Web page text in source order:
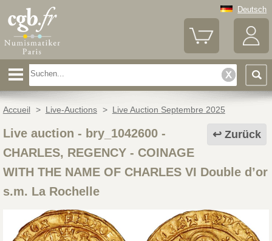
Deutsch
Accueil > Live-Auctions > Live Auction Septembre 2025
Zurück
Live auction - bry_1042600-
CHARLES, REGENCY - COINAGE
WITH THE NAME OF CHARLES VI Double d’or
s.m. La Rochelle